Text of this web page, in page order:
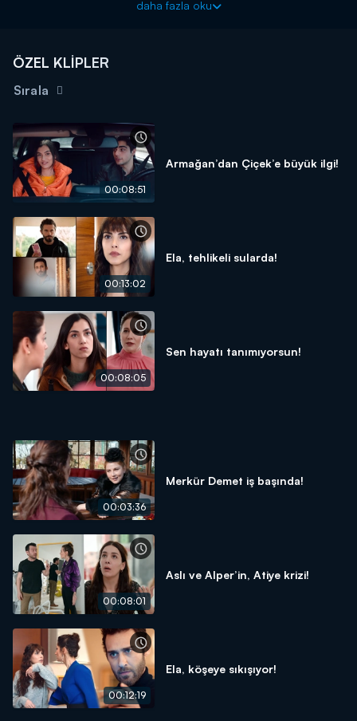
daha fazla oku
ÖZEL KLİPLER
Sırala
00:08:51
Armağan’dan Çiçek’e büyük ilgi!
00:13:02
Ela, tehlikeli sularda!
00:08:05
Sen hayatı tanımıyorsun!
00:03:36
Merkür Demet iş başında!
00:08:01
Aslı ve Alper’in, Atiye krizi!
00:12:19
Ela, köşeye sıkışıyor!